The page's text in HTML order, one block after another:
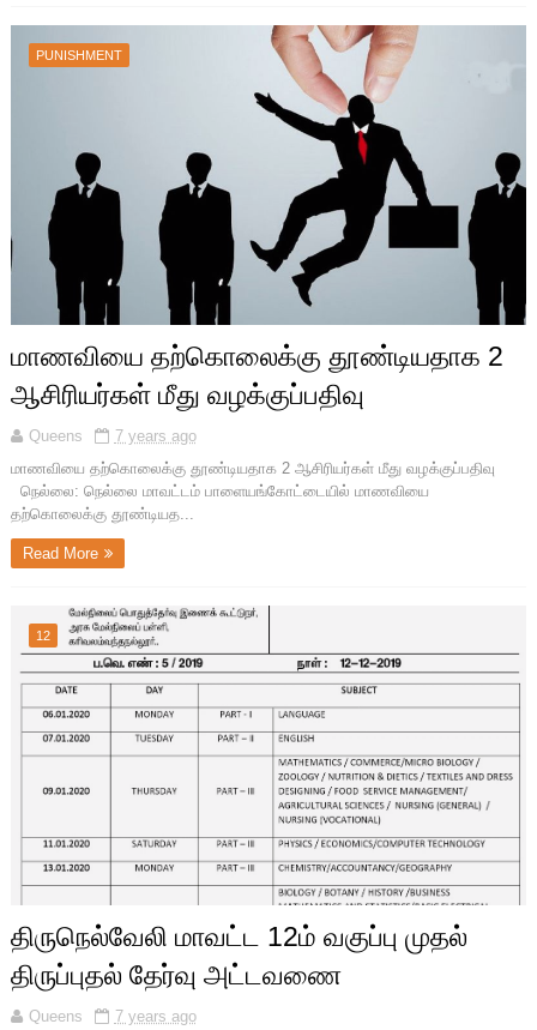
PUNISHMENT
மாணவியை தற்கொலைக்கு தூண்டியதாக 2
ஆசிரியர்கள் மீது வழக்குப்பதிவு
Queens
7 years ago
மாணவியை தற்கொலைக்கு தூண்டியதாக 2 ஆசிரியர்கள் மீது வழக்குப்பதிவு
நெல்லை: நெல்லை மாவட்டம் பாளையங்கோட்டையில் மாணவியை
தற்கொலைக்கு தூண்டியத...
Read More
12
திருநெல்வேலி மாவட்ட 12ம் வகுப்பு முதல்
திருப்புதல் தேர்வு அட்டவணை
Queens
7 years ago